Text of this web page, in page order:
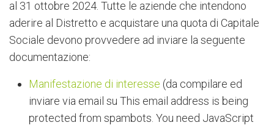
al 31 ottobre 2024. Tutte le aziende che intendono
aderire al Distretto e acquistare una quota di Capitale
Sociale devono provvedere ad inviare la seguente
documentazione:
Manifestazione di interesse (da compilare ed
inviare via email su This email address is being
protected from spambots. You need JavaScript